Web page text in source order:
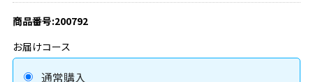
商品番号:200792
お届けコース
通常購入